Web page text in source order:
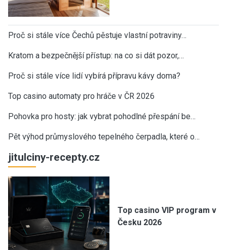
Proč si stále více Čechů pěstuje vlastní potraviny…
Kratom a bezpečnější přístup: na co si dát pozor,…
Proč si stále více lidí vybírá přípravu kávy doma?
Top casino automaty pro hráče v ČR 2026
Pohovka pro hosty: jak vybrat pohodlné přespání be…
Pět výhod průmyslového tepelného čerpadla, které o…
jitulciny-recepty.cz
Top casino VIP program v
Česku 2026